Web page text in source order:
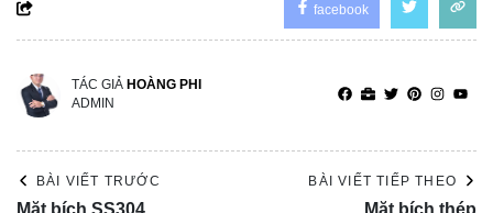
facebook
TÁC GIẢ HOÀNG PHI
ADMIN
BÀI VIẾT TRƯỚC
Mặt bích SS304
BÀI VIẾT TIẾP THEO
Mặt bích thép